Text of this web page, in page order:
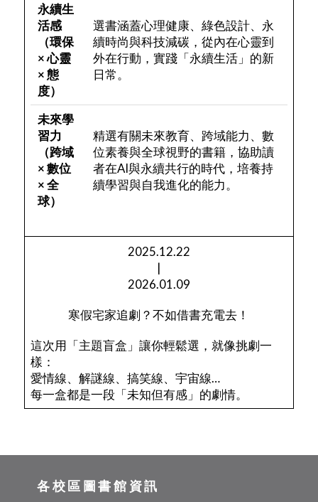
永續生
活感
（環保
× 心靈
× 態
度）
選書涵蓋心理健康、綠色設計、永
續時尚與科技減碳，從內在心靈到
外在行動，實踐「永續生活」的新
日常。
未來學
習力
（跨域
× 數位
× 全
球）
精選有關未來教育、跨域能力、數
位素養與全球視野的書籍，協助讀
者在AI與永續共行的時代，培養持
續學習與自我進化的能力。
2025.12.22
|
2026.01.09
寒假宅家追劇？不如借書充電去！
這次用「主題盲盒」讓你輕鬆選，就像挑劇一
樣：
愛情線、解謎線、搞笑線、宇宙線…
每一盒都是一段「未知但有感」的劇情。
各校區圖書館資訊